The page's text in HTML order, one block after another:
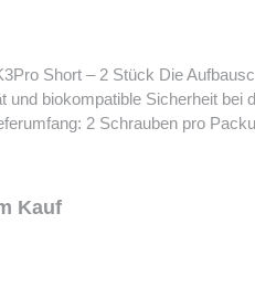
Short – 2 Stück Die
Sicherheit bei der prothetischen Versorgung.
Kauf